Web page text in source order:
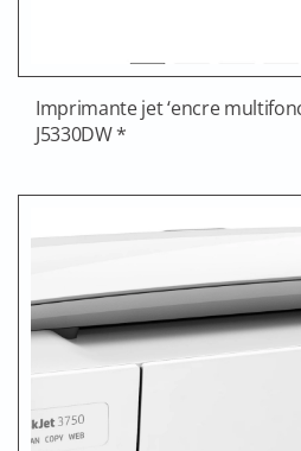
Imprimante jet ‘encre
J5330DW *